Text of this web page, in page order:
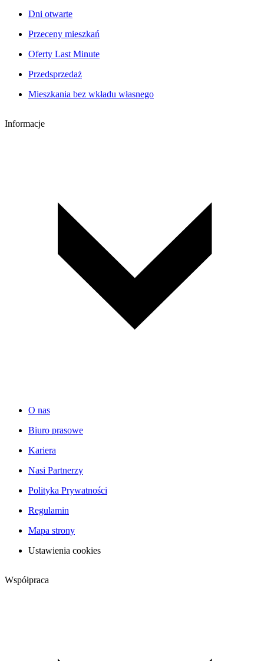
Dni otwarte
Przeceny mieszkań
Oferty Last Minute
Przedsprzedaż
Mieszkania bez wkładu własnego
Informacje
O nas
Biuro prasowe
Kariera
Nasi Partnerzy
Polityka Prywatności
Regulamin
Mapa strony
Ustawienia cookies
Współpraca